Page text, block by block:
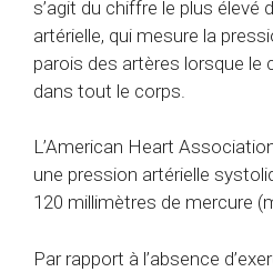
s’agit du chiffre le plus élevé
artérielle, qui mesure la
parois des artères lorsque
dans tout le corps.
L’American Heart
une pression artérielle
120 millimètres de mercure
Par rapport à l’absence